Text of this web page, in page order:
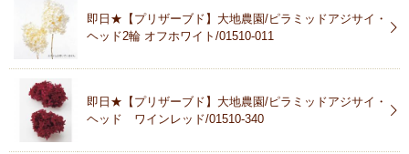
即日★【プリザーブド】大地農園/ピラミッドアジサイ・
ヘッド2輪 オフホワイト/01510-011
即日★【プリザーブド】大地農園/ピラミッドアジサイ・
ヘッド ワインレッド/01510-340